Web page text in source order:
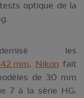
optique de la
les
mm, Nikon fait
de 30 mm
7 à la série HG.